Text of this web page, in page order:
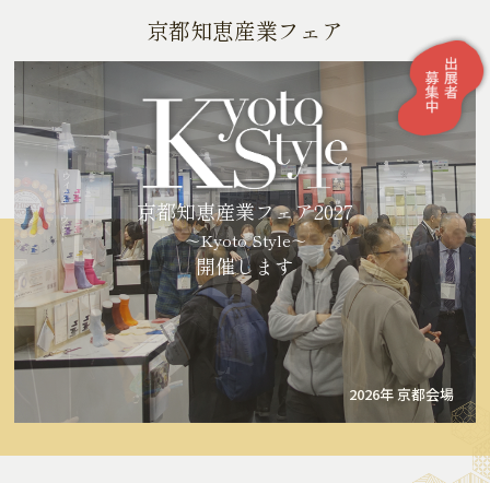
京都知恵産業フェア
京都知恵産業フェア2027
～Kyoto Style～
開催します
2026年 京都会場